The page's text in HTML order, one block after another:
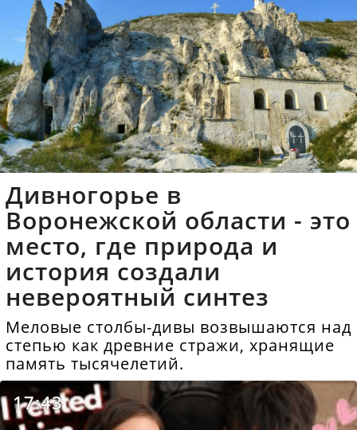
Дивногорье в
Воронежской области - это
место, где природа и
история создали
невероятный синтез
Меловые столбы-дивы возвышаются над
степью как древние стражи, хранящие
память тысячелетий.
17:43